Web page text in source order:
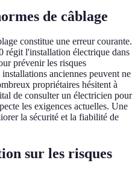
de câblage
constitue une erreur courante.
régit l'installation électrique dans
prévenir les risques
anciennes peuvent ne
propriétaires hésitent à
de consulter un électricien pour
les exigences actuelles. Une
la sécurité et la fiabilité de
sur les risques